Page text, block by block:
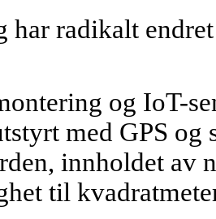
radikalt
og IoT-
med GPS og
innholdet av
til